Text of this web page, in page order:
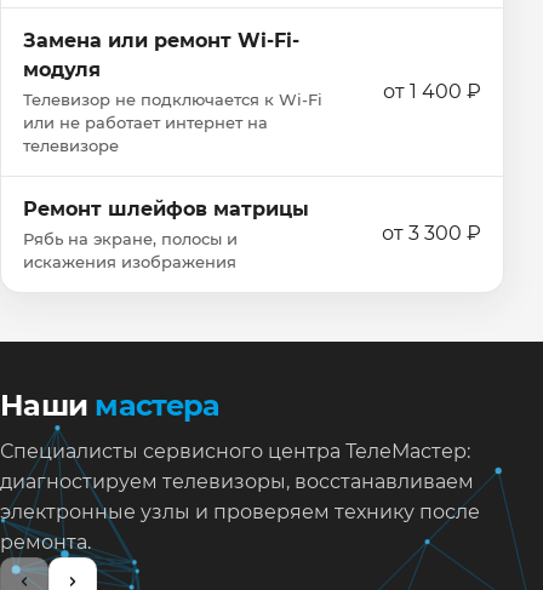
Замена или ремонт Wi‑Fi-
модуля
Телевизор не подключается к Wi‑Fi
или не работает интернет на
телевизоре
от 1 400 ₽
Ремонт шлейфов матрицы
Рябь на экране, полосы и
искажения изображения
от 3 300 ₽
Наши мастера
Специалисты сервисного центра ТелеМастер:
диагностируем телевизоры, восстанавливаем
электронные узлы и проверяем технику после
ремонта.